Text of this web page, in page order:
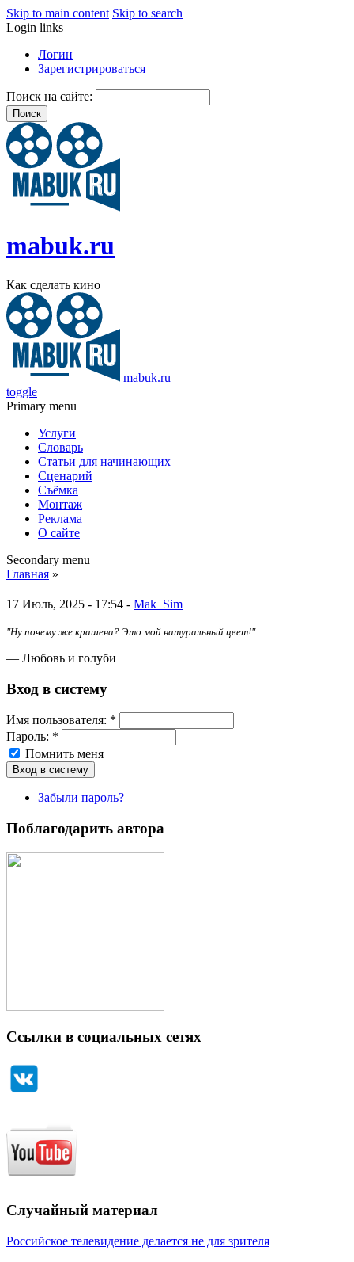
Skip to main content Skip to search
Login links
Логин
Зарегистрироваться
Поиск на сайте:
mabuk.ru
Как сделать кино
mabuk.ru
toggle
Primary menu
Услуги
Словарь
Статьи для начинающих
Сценарий
Съёмка
Монтаж
Реклама
О сайте
Secondary menu
Главная »
17 Июль, 2025 - 17:54 - Mak_Sim
"Ну почему же крашена? Это мой натуральный цвет!".
— Любовь и голуби
Вход в систему
Имя пoльзовaтeля: *
Пароль: *
Помнить меня
Забыли пароль?
Поблагодарить автора
Ссылки в социальных сетях
Случайный материал
Российское телевидение делается не для зрителя